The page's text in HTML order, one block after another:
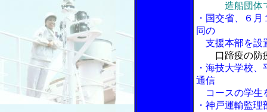
造船団体
・国交省、６
同の
支援本部を設
口蹄疫の防
・海技大学校
通信
コースの学生
・神戸運輸監